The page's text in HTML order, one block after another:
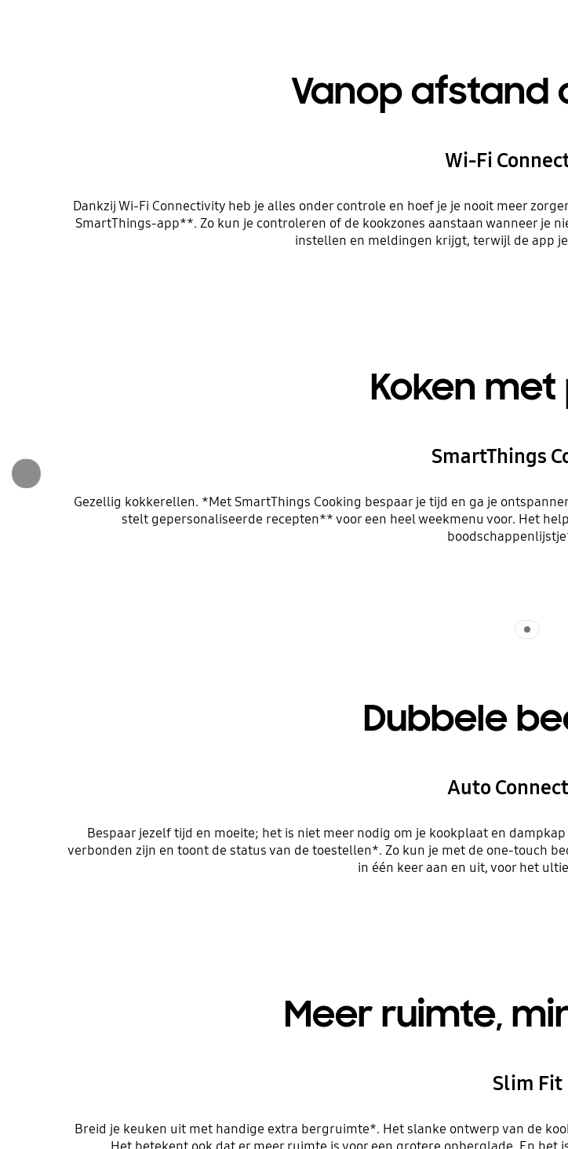
Vanop afstand
Wi-Fi
Dankzij Wi-Fi Connectivity heb je alles onder controle en hoef je je nooit meer
SmartThings-app**. Zo kun je controleren of de kookzones aanstaan wanneer je
instellen en meldingen krijgt, terwijl de app
Koken
SmartThings
Gezellig kokkerellen. *Met SmartThings Cooking bespaar je tijd en ga je
stelt gepersonaliseerde recepten** voor een heel weekmenu voor. Het
Dubbele
Auto
Bespaar jezelf tijd en moeite; het is niet meer nodig om je kookplaat en
verbonden zijn en toont de status van de toestellen*. Zo kun je met de one-touch
in één keer aan en uit, voor het
Meer ruimte,
Slim Fit
Breid je keuken uit met handige extra bergruimte*. Het slanke ontwerp van de